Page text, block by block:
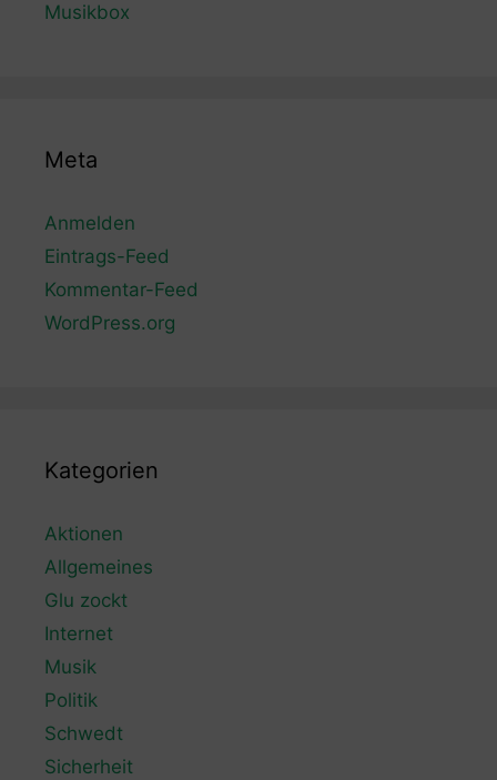
Musikbox
Meta
Anmelden
Eintrags-Feed
Kommentar-Feed
WordPress.org
Kategorien
Aktionen
Allgemeines
Glu zockt
Internet
Musik
Politik
Schwedt
Sicherheit